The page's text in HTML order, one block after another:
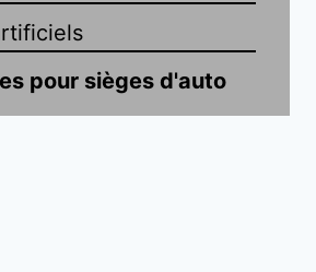
pour sièges d'auto